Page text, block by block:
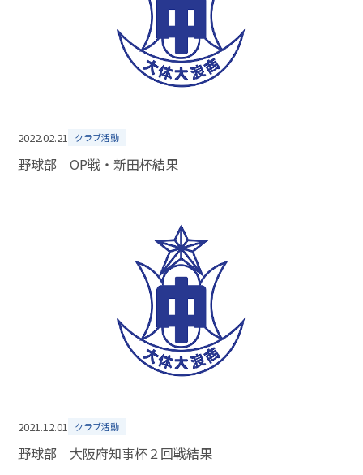
2022.02.21 クラブ活動
野球部 OP戦・新田杯結果
2021.12.01 クラブ活動
野球部 大阪府知事杯２回戦結果